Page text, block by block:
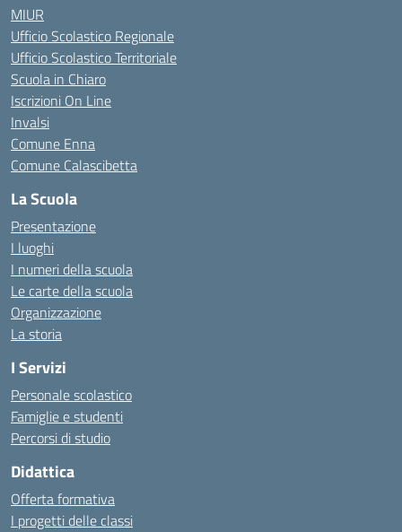
MIUR
Ufficio Scolastico Regionale
Ufficio Scolastico Territoriale
Scuola in Chiaro
Iscrizioni On Line
Invalsi
Comune Enna
Comune Calascibetta
La Scuola
Presentazione
I luoghi
I numeri della scuola
Le carte della scuola
Organizzazione
La storia
I Servizi
Personale scolastico
Famiglie e studenti
Percorsi di studio
Didattica
Offerta formativa
I progetti delle classi